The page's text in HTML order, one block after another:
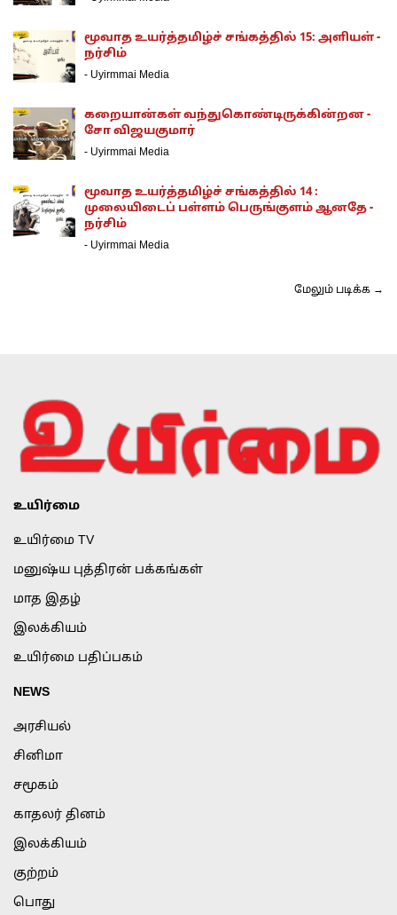
மூவாத உயர்த்தமிழ்ச் சங்கத்தில் 15: அளியள் -
நர்சிம்
- Uyirmmai Media
கறையான்கள் வந்துகொண்டிருக்கின்றன -
சோ விஜயகுமார்
- Uyirmmai Media
மூவாத உயர்த்தமிழ்ச் சங்கத்தில் 14 :
முலையிடைப் பள்ளம் பெருங்குளம் ஆனதே -
நர்சிம்
- Uyirmmai Media
மேலும் படிக்க →
உயிர்மை
உயிர்மை TV
மனுஷ்ய புத்திரன் பக்கங்கள்
மாத இதழ்
இலக்கியம்
உயிர்மை பதிப்பகம்
NEWS
அரசியல்
சினிமா
சமூகம்
காதலர் தினம்
இலக்கியம்
குற்றம்
பொது